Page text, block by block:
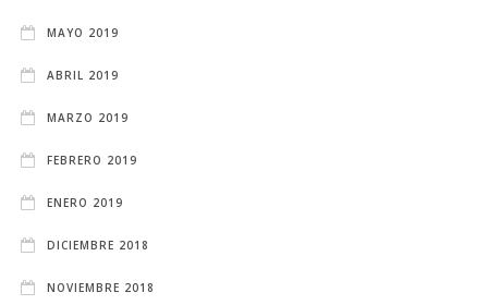
MAYO 2019
ABRIL 2019
MARZO 2019
FEBRERO 2019
ENERO 2019
DICIEMBRE 2018
NOVIEMBRE 2018